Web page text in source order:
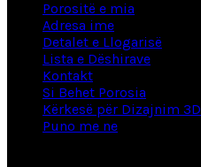
Porositë e mia
Adresa ime
Detalet e Llogarisë
Lista e Dëshirave
Kontakt
Si Behet Porosia
Kërkesë për Dizajnim 3D
Puno me ne